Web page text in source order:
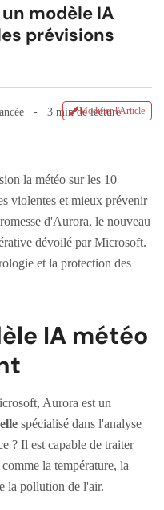
modèle IA
prévisions
3 min de lecture
Modifier l'Article
la météo sur les 10
violentes et mieux prévenir
d'Aurora, le nouveau
dévoilé par Microsoft.
et la protection des
IA météo
Aurora est un
spécialisé dans l'analyse
? Il est capable de traiter
comme la température, la
la pollution de l'air.